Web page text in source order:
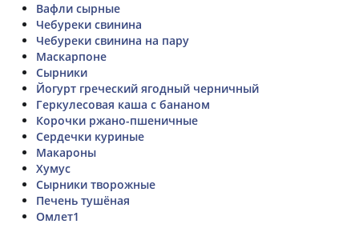
Вафли сырные
Чебуреки свинина
Чебуреки свинина на пару
Маскарпоне
Сырники
Йогурт греческий ягодный черничный
Геркулесовая каша с бананом
Корочки ржано-пшеничные
Сердечки куриные
Макароны
Хумус
Сырники творожные
Печень тушёная
Омлет1